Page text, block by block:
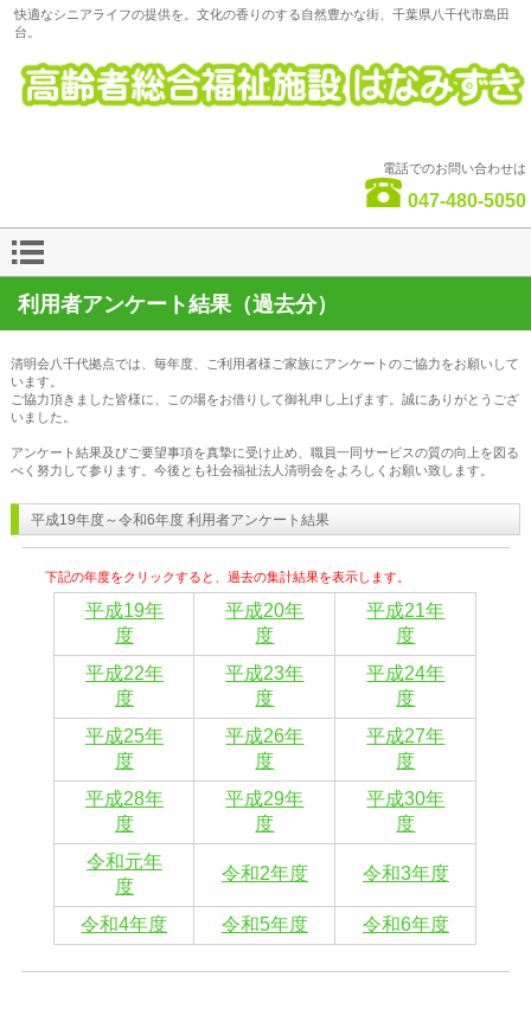
快適なシニアライフの提供を。文化の香りのする自然豊かな街、千葉県八千代市島田
台。
電話でのお問い合わせは
047-480-5050
利用者アンケート結果（過去分）
清明会八千代拠点では、毎年度、
ご利用者様ご家族にアンケートのご協力をお願いして
います。
ご協力頂きました皆様に、この場をお借りして御礼申し上げます。誠にありがとうござ
いました。
アンケート結果及びご要望事項を真摯に受け止め、職員一同サービスの質の向上を図る
べく努力して参ります。今後とも社会福祉法人清明会をよろしくお願い致します。
平成19年度～令和6年度 利用者アンケート結果
下記の年度をクリックすると、過去の集計結果を表示します。
平成19年
度
平成20年
度
平成21年
度
平成22年
度
平成23年
度
平成24年
度
平成25年
度
平成26年
度
平成27年
度
平成28年
度
平成29年
度
平成30年
度
令和元年
度
令和2年度 令和3年度
令和4年度 令和5年度 令和6年度